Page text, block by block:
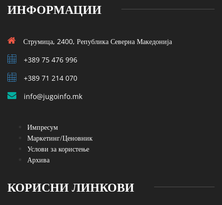
ИНФОРМАЦИИ
Струмица, 2400, Република Северна Македонија
+389 75 476 996
+389 71 214 070
info@jugoinfo.mk
Импресум
Маркетинг/Ценовник
Услови за користење
Архива
КОРИСНИ ЛИНКОВИ